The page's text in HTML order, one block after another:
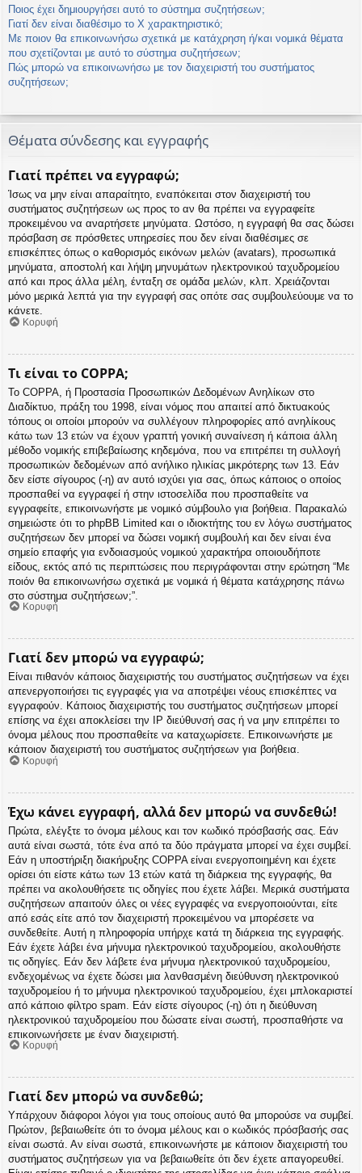
Ποιος έχει δημιουργήσει αυτό το σύστημα συζητήσεων;
Γιατί δεν είναι διαθέσιμο το Χ χαρακτηριστικό;
Με ποιον θα επικοινωνήσω σχετικά με κατάχρηση ή/και νομικά θέματα
που σχετίζονται με αυτό το σύστημα συζητήσεων;
Πώς μπορώ να επικοινωνήσω με τον διαχειριστή του συστήματος
συζητήσεων;
Θέματα σύνδεσης και εγγραφής
Γιατί πρέπει να εγγραφώ;
Ίσως να μην είναι απαραίτητο, εναπόκειται στον διαχειριστή του
συστήματος συζητήσεων ως προς το αν θα πρέπει να εγγραφείτε
προκειμένου να αναρτήσετε μηνύματα. Ωστόσο, η εγγραφή θα σας δώσει
πρόσβαση σε πρόσθετες υπηρεσίες που δεν είναι διαθέσιμες σε
επισκέπτες όπως ο καθορισμός εικόνων μελών (avatars), προσωπικά
μηνύματα, αποστολή και λήψη μηνυμάτων ηλεκτρονικού ταχυδρομείου
από και προς άλλα μέλη, ένταξη σε ομάδα μελών, κλπ. Χρειάζονται
μόνο μερικά λεπτά για την εγγραφή σας οπότε σας συμβουλεύουμε να το
κάνετε.
Κορυφή
Τι είναι το COPPA;
Το COPPA, ή Προστασία Προσωπικών Δεδομένων Ανηλίκων στο
Διαδίκτυο, πράξη του 1998, είναι νόμος που απαιτεί από δικτυακούς
τόπους οι οποίοι μπορούν να συλλέγουν πληροφορίες από ανηλίκους
κάτω των 13 ετών να έχουν γραπτή γονική συναίνεση ή κάποια άλλη
μέθοδο νομικής επιβεβαίωσης κηδεμόνα, που να επιτρέπει τη συλλογή
προσωπικών δεδομένων από ανήλικο ηλικίας μικρότερης των 13. Εάν
δεν είστε σίγουρος (-η) αν αυτό ισχύει για σας, όπως κάποιος ο οποίος
προσπαθεί να εγγραφεί ή στην ιστοσελίδα που προσπαθείτε να
εγγραφείτε, επικοινωνήστε με νομικό σύμβουλο για βοήθεια. Παρακαλώ
σημειώστε ότι το phpBB Limited και ο ιδιοκτήτης του εν λόγω συστήματος
συζητήσεων δεν μπορεί να δώσει νομική συμβουλή και δεν είναι ένα
σημείο επαφής για ενδοιασμούς νομικού χαρακτήρα οποιουδήποτε
είδους, εκτός από τις περιπτώσεις που περιγράφονται στην ερώτηση “Με
ποιόν θα επικοινωνήσω σχετικά με νομικά ή θέματα κατάχρησης πάνω
στο σύστημα συζητήσεων;”.
Κορυφή
Γιατί δεν μπορώ να εγγραφώ;
Είναι πιθανόν κάποιος διαχειριστής του συστήματος συζητήσεων να έχει
απενεργοποιήσει τις εγγραφές για να αποτρέψει νέους επισκέπτες να
εγγραφούν. Κάποιος διαχειριστής του συστήματος συζητήσεων μπορεί
επίσης να έχει αποκλείσει την IP διεύθυνσή σας ή να μην επιτρέπει το
όνομα μέλους που προσπαθείτε να καταχωρίσετε. Επικοινωνήστε με
κάποιον διαχειριστή του συστήματος συζητήσεων για βοήθεια.
Κορυφή
Έχω κάνει εγγραφή, αλλά δεν μπορώ να συνδεθώ!
Πρώτα, ελέγξτε το όνομα μέλους και τον κωδικό πρόσβασής σας. Εάν
αυτά είναι σωστά, τότε ένα από τα δύο πράγματα μπορεί να έχει συμβεί.
Εάν η υποστήριξη διακήρυξης COPPA είναι ενεργοποιημένη και έχετε
ορίσει ότι είστε κάτω των 13 ετών κατά τη διάρκεια της εγγραφής, θα
πρέπει να ακολουθήσετε τις οδηγίες που έχετε λάβει. Μερικά συστήματα
συζητήσεων απαιτούν όλες οι νέες εγγραφές να ενεργοποιούνται, είτε
από εσάς είτε από τον διαχειριστή προκειμένου να μπορέσετε να
συνδεθείτε. Αυτή η πληροφορία υπήρχε κατά τη διάρκεια της εγγραφής.
Εάν έχετε λάβει ένα μήνυμα ηλεκτρονικού ταχυδρομείου, ακολουθήστε
τις οδηγίες. Εάν δεν λάβετε ένα μήνυμα ηλεκτρονικού ταχυδρομείου,
ενδεχομένως να έχετε δώσει μια λανθασμένη διεύθυνση ηλεκτρονικού
ταχυδρομείου ή το μήνυμα ηλεκτρονικού ταχυδρομείου, έχει μπλοκαριστεί
από κάποιο φίλτρο spam. Εάν είστε σίγουρος (-η) ότι η διεύθυνση
ηλεκτρονικού ταχυδρομείου που δώσατε είναι σωστή, προσπαθήστε να
επικοινωνήσετε με έναν διαχειριστή.
Κορυφή
Γιατί δεν μπορώ να συνδεθώ;
Υπάρχουν διάφοροι λόγοι για τους οποίους αυτό θα μπορούσε να συμβεί.
Πρώτον, βεβαιωθείτε ότι το όνομα μέλους και ο κωδικός πρόσβασής σας
είναι σωστά. Αν είναι σωστά, επικοινωνήστε με κάποιον διαχειριστή του
συστήματος συζητήσεων για να βεβαιωθείτε ότι δεν έχετε απαγορευθεί.